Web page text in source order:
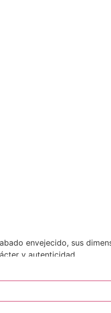
envejecido, sus
y autenticidad.